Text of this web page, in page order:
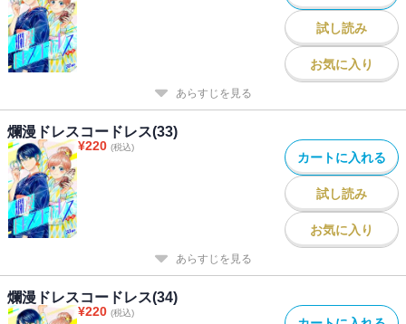
試し読み
お気に入り
あらすじを見る
爛漫ドレスコードレス(33)
¥220 (税込)
カートに入れる
試し読み
お気に入り
あらすじを見る
爛漫ドレスコードレス(34)
¥220 (税込)